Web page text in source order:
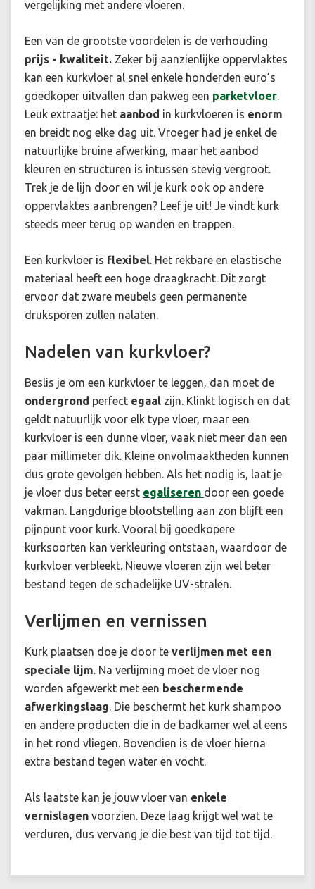
vergelijking met andere vloeren.
Een van de grootste voordelen is de verhouding
prijs - kwaliteit. Zeker bij aanzienlijke oppervlaktes
kan een kurkvloer al snel enkele honderden euro’s
goedkoper uitvallen dan pakweg een parketvloer.
Leuk extraatje: het aanbod in kurkvloeren is enorm
en breidt nog elke dag uit. Vroeger had je enkel de
natuurlijke bruine afwerking, maar het aanbod
kleuren en structuren is intussen stevig vergroot.
Trek je de lijn door en wil je kurk ook op andere
oppervlaktes aanbrengen? Leef je uit! Je vindt kurk
steeds meer terug op wanden en trappen.
Een kurkvloer is flexibel. Het rekbare en elastische
materiaal heeft een hoge draagkracht. Dit zorgt
ervoor dat zware meubels geen permanente
druksporen zullen nalaten.
Nadelen van kurkvloer?
Beslis je om een kurkvloer te leggen, dan moet de
ondergrond perfect egaal zijn. Klinkt logisch en dat
geldt natuurlijk voor elk type vloer, maar een
kurkvloer is een dunne vloer, vaak niet meer dan een
paar millimeter dik. Kleine onvolmaaktheden kunnen
dus grote gevolgen hebben. Als het nodig is, laat je
je vloer dus beter eerst egaliseren door een goede
vakman. Langdurige blootstelling aan zon blijft een
pijnpunt voor kurk. Vooral bij goedkopere
kurksoorten kan verkleuring ontstaan, waardoor de
kurkvloer verbleekt. Nieuwe vloeren zijn wel beter
bestand tegen de schadelijke UV-stralen.
Verlijmen en vernissen
Kurk plaatsen doe je door te verlijmen met een
speciale lijm. Na verlijming moet de vloer nog
worden afgewerkt met een beschermende
afwerkingslaag. Die beschermt het kurk shampoo
en andere producten die in de badkamer wel al eens
in het rond vliegen. Bovendien is de vloer hierna
extra bestand tegen water en vocht.
Als laatste kan je jouw vloer van enkele
vernislagen voorzien. Deze laag krijgt wel wat te
verduren, dus vervang je die best van tijd tot tijd.